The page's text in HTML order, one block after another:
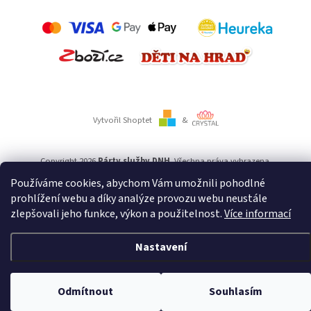
Používáme cookies, abychom Vám umožnili pohodlné
prohlížení webu a díky analýze provozu webu neustále
zlepšovali jeho funkce, výkon a použitelnost.Více informací
Nastavení
Odmítnout Souhlasím
Vytvořil Shoptet &
Copyright 2026Párty služby DNH. Všechna práva vyhrazena.
Používámeověření věku Adulto